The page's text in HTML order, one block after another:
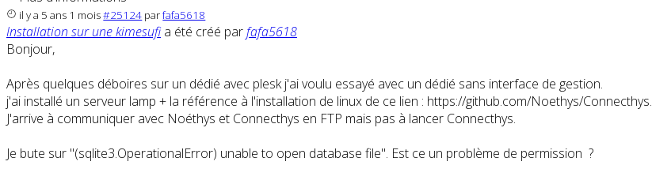
il y a 5 ans 1 mois#25124 parfafa5618
Installation sur une kimesufia été créé parfafa5618
Bonjour,
Après quelques déboires sur un dédié avec plesk j'ai voulu essayé avec un dédié sans interface de gestion.
j'ai installé un serveur lamp + la référence à l'installation de linux de ce lien : https://github.com/Noethys/Connecthys.
J'arrive à communiquer avec Noéthys et Connecthys en FTP mais pas à lancer Connecthys.
Je bute sur "(sqlite3.OperationalError) unable to open database file". Est ce un problème de permission ?